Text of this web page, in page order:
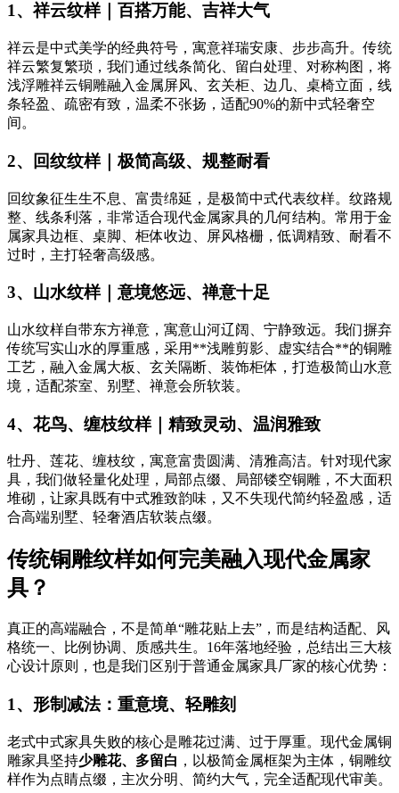
1、祥云纹样｜百搭万能、吉祥大气
祥云是中式美学的经典符号，寓意祥瑞安康、步步高升。传统
祥云繁复繁琐，我们通过线条简化、留白处理、对称构图，将
浅浮雕祥云铜雕融入金属屏风、玄关柜、边几、桌椅立面，线
条轻盈、疏密有致，温柔不张扬，适配90%的新中式轻奢空
间。
2、回纹纹样｜极简高级、规整耐看
回纹象征生生不息、富贵绵延，是极简中式代表纹样。纹路规
整、线条利落，非常适合现代金属家具的几何结构。常用于金
属家具边框、桌脚、柜体收边、屏风格栅，低调精致、耐看不
过时，主打轻奢高级感。
3、山水纹样｜意境悠远、禅意十足
山水纹样自带东方禅意，寓意山河辽阔、宁静致远。我们摒弃
传统写实山水的厚重感，采用**浅雕剪影、虚实结合**的铜雕
工艺，融入金属大板、玄关隔断、装饰柜体，打造极简山水意
境，适配茶室、别墅、禅意会所软装。
4、花鸟、缠枝纹样｜精致灵动、温润雅致
牡丹、莲花、缠枝纹，寓意富贵圆满、清雅高洁。针对现代家
具，我们做轻量化处理，局部点缀、局部镂空铜雕，不大面积
堆砌，让家具既有中式雅致韵味，又不失现代简约轻盈感，适
合高端别墅、轻奢酒店软装点缀。
传统铜雕纹样如何完美融入现代金属家
具？
真正的高端融合，不是简单“雕花贴上去”，而是结构适配、风
格统一、比例协调、质感共生。16年落地经验，总结出三大核
心设计原则，也是我们区别于普通金属家具厂家的核心优势：
1、形制减法：重意境、轻雕刻
老式中式家具失败的核心是雕花过满、过于厚重。现代金属铜
雕家具坚持少雕花、多留白 ，以极简金属框架为主体，铜雕纹
样作为点睛点缀，主次分明、简约大气，完全适配现代审美。